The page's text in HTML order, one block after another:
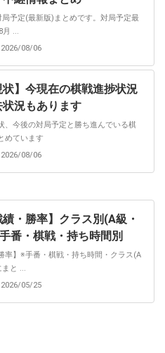
予定(最新版)まとめです。対局予定最
...
2026/08/06
】今現在の棋戦進捗状況
状況もあります
、今後の対局予定と勝ち進んでいる棋
めています
2026/08/06
・勝率】クラス別(A級・
番・棋戦・持ち時間別
率】※手番・棋戦・持ち時間・クラス(A
と ...
2026/05/25